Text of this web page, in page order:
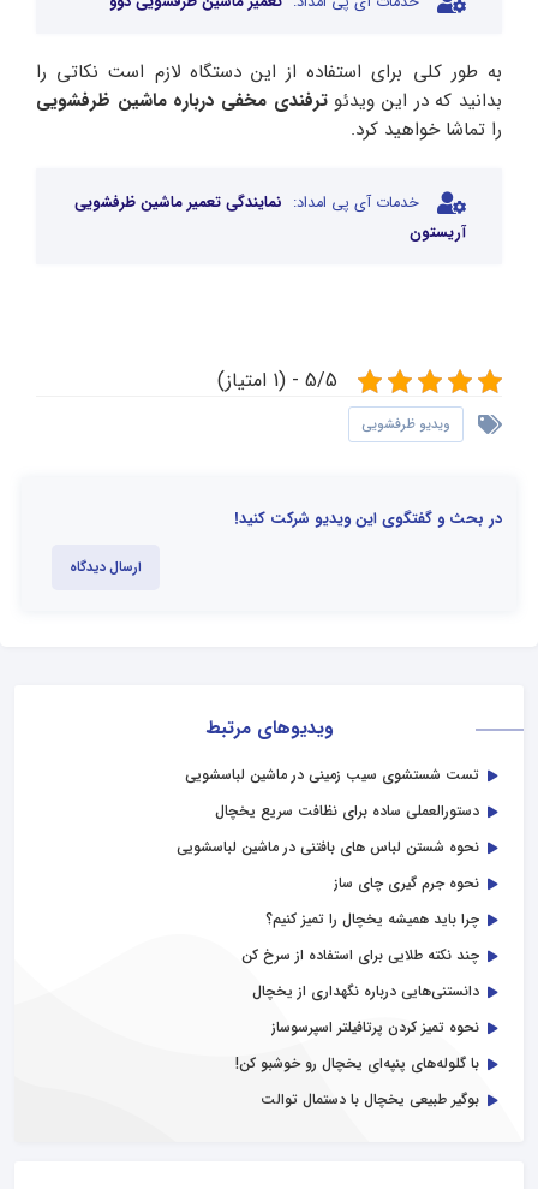
ویدیوهای مرتبط
تست شستشوی سیب زمینی در ماشین لباسشویی
دستورالعملی ساده برای نظافت سریع یخچال
نحوه شستن لباس های بافتنی در ماشین لباسشویی
نحوه جرم گیری چای ساز
چرا باید همیشه یخچال را تمیز کنیم؟
چند نکته طلایی برای استفاده از سرخ کن
دانستنی‌هایی درباره نگهداری از یخچال
نحوه تمیز کردن پرتافیلتر اسپرسوساز
با گلوله‌های پنپه‌ای یخچال رو خوشبو کن!
بوگیر طبیعی یخچال با دستمال توالت
به طور کلی برای استفاده از این دستگاه لازم است نکاتی را
بدانید که در این ویدئوترفندی مخفی درباره ماشین ظرفشویی
را تماشا خواهید کرد.
خدمات آی پی امداد: نمایندگی تعمیر ماشین ظرفشویی
آریستون
5/5 - (1 امتیاز)
ویدیو ظرفشویی
در بحث و گفتگوی این ویدیو شرکت کنید!
ارسال دیدگاه